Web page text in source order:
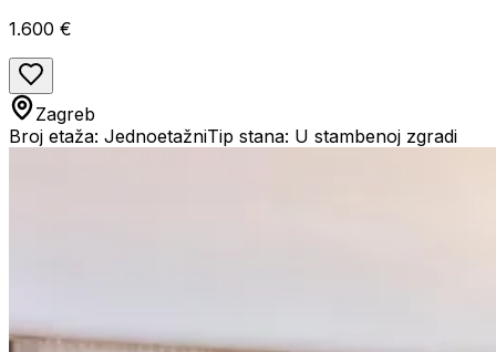
1.600 €
Zagreb
Broj etaža: JednoetažniTip stana: U stambenoj zgradi